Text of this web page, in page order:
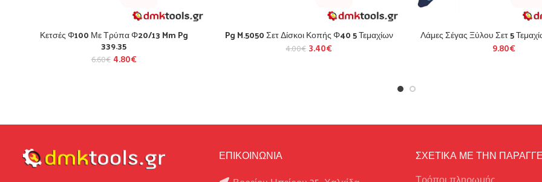
Κετσές Φ100 Με Τρύπα Φ20/13 Mm Pg
339.35
6.60€ 4.80€
Pg M.5050 Σετ Δίσκοι Κοπής Φ40 5 Τεμαχίων
4.00€ 3.40€
Λάμες Σέγας Ξύλου Σετ 5
9.80€
ΕΠΙΚΟΙΝΩΝΙΑ ΣΧΕΤΙΚΑ ΜΕ ΤΗΝ